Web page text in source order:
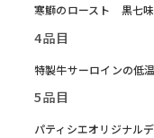
寒鰤のロースト 黒七
4品目
特製牛サーロインの低
5品目
パティシエオリジナル